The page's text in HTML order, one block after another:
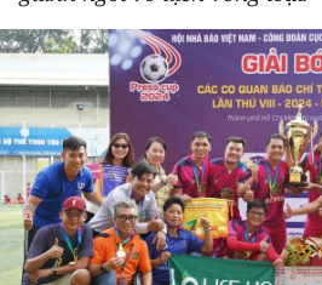
THẾ GIỚI
THỂ THAO
GIÁO DỤC
Y TẾ
KHOA HỌC - CÔNG NGHỆ